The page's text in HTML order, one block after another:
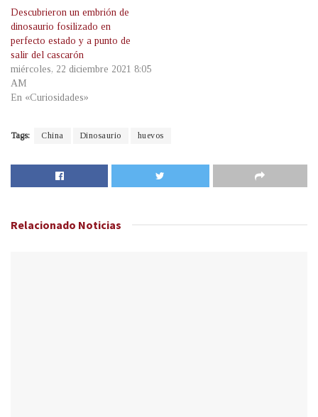
Descubrieron un embrión de
dinosaurio fosilizado en
perfecto estado y a punto de
salir del cascarón
miércoles, 22 diciembre 2021 8:05
AM
En «Curiosidades»
Tags: China Dinosaurio huevos
Relacionado Noticias